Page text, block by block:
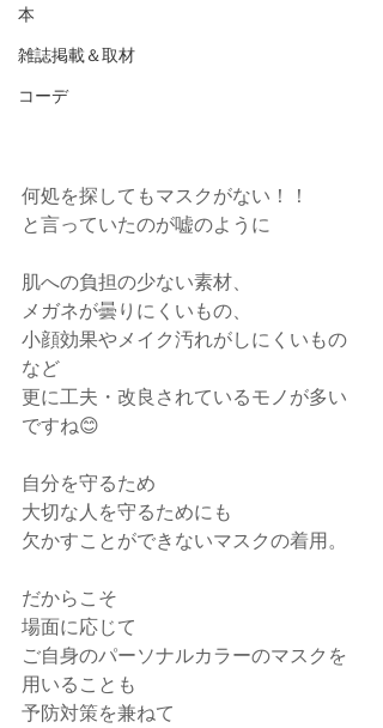
本
雑誌掲載＆取材
コーデ
何処を探してもマスクがない！！
と言っていたのが嘘のように
肌への負担の少ない素材、
メガネが曇りにくいもの、
小顔効果やメイク汚れがしにくいもの
など
更に工夫・改良されているモノが多い
ですね😊
自分を守るため
大切な人を守るためにも
欠かすことができないマスクの着用。
だからこそ
場面に応じて
ご自身のパーソナルカラーのマスクを
用いることも
予防対策を兼ねて